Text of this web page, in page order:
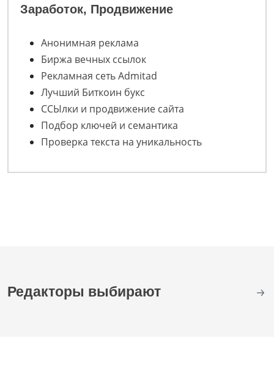
Заработок, Продвижение
Анонимная реклама
Биржа вечных ссылок
Рекламная сеть Admitad
Лучший Биткоин букс
ССЫлки и продвижение сайта
Подбор ключей и семантика
Проверка текста на уникальность
Редакторы выбирают